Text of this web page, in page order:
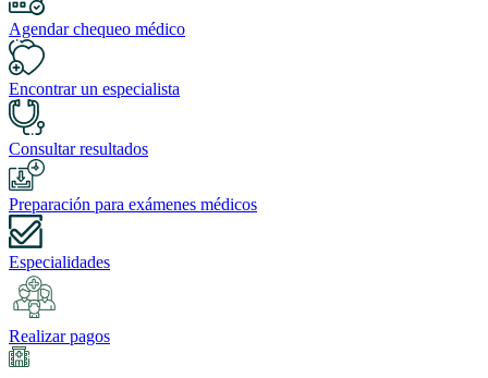
Agendar chequeo médico
Encontrar un especialista
Consultar resultados
Preparación para exámenes médicos
Especialidades
Realizar pagos